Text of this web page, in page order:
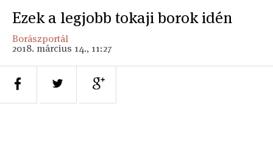
Ezek a legjobb tokaji borok idén
Borászportál
2018. március 14., 11:27